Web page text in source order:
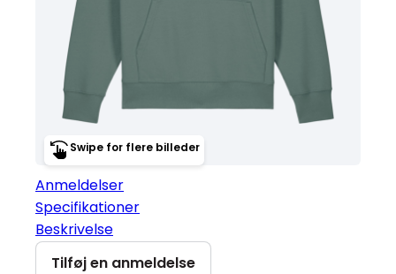
Swipe for flere billeder
Anmeldelser
Specifikationer
Beskrivelse
Tilføj en anmeldelse